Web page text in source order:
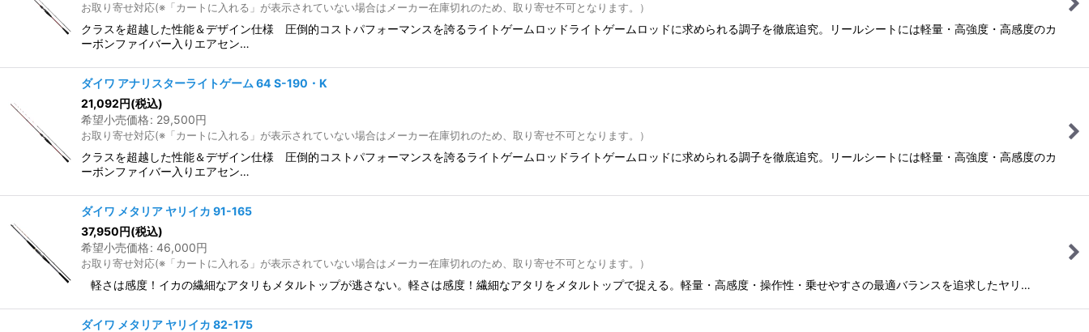
お取り寄せ対応(※「カートに入れる」が表示されていない場合はメーカー在庫切れのため、取り寄せ不可となります。）
クラスを超越した性能＆デザイン仕様 圧倒的コストパフォーマンスを誇るライトゲームロッドライトゲームロッドに求められる調子を徹底追究。リールシートには軽量・高強度・高感度のカ
ーボンファイバー入りエアセン…
ダイワ アナリスターライトゲーム 64 S-190・K
21,092円(税込)
希望小売価格: 29,500円
お取り寄せ対応(※「カートに入れる」が表示されていない場合はメーカー在庫切れのため、取り寄せ不可となります。）
クラスを超越した性能＆デザイン仕様 圧倒的コストパフォーマンスを誇るライトゲームロッドライトゲームロッドに求められる調子を徹底追究。リールシートには軽量・高強度・高感度のカ
ーボンファイバー入りエアセン…
ダイワ メタリア ヤリイカ 91-165
37,950円(税込)
希望小売価格: 46,000円
お取り寄せ対応(※「カートに入れる」が表示されていない場合はメーカー在庫切れのため、取り寄せ不可となります。）
軽さは感度！イカの繊細なアタリもメタルトップが逃さない。軽さは感度！繊細なアタリをメタルトップで捉える。軽量・高感度・操作性・乗せやすさの最適バランスを追求したヤリ…
ダイワ メタリア ヤリイカ 82-175